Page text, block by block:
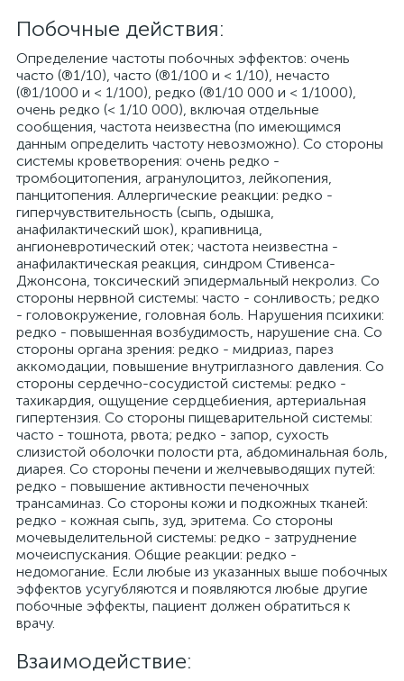
Побочные действия:
Определение частоты побочных эффектов: очень
часто (®1/10), часто (®1/100 и < 1/10), нечасто
(®1/1000 и < 1/100), редко (®1/10 000 и < 1/1000),
очень редко (< 1/10 000), включая отдельные
сообщения, частота неизвестна (по имеющимся
данным определить частоту невозможно). Со стороны
системы кроветворения: очень редко -
тромбоцитопения, агранулоцитоз, лейкопения,
панцитопения. Аллергические реакции: редко -
гиперчувствительность (сыпь, одышка,
анафилактический шок), крапивница,
ангионевротический отек; частота неизвестна -
анафилактическая реакция, синдром Стивенса-
Джонсона, токсический эпидермальный некролиз. Со
стороны нервной системы: часто - сонливость; редко
- головокружение, головная боль. Нарушения психики:
редко - повышенная возбудимость, нарушение сна. Со
стороны органа зрения: редко - мидриаз, парез
аккомодации, повышение внутриглазного давления. Со
стороны сердечно-сосудистой системы: редко -
тахикардия, ощущение сердцебиения, артериальная
гипертензия. Со стороны пищеварительной системы:
часто - тошнота, рвота; редко - запор, сухость
слизистой оболочки полости рта, абдоминальная боль,
диарея. Со стороны печени и желчевыводящих путей:
редко - повышение активности печеночных
трансаминаз. Со стороны кожи и подкожных тканей:
редко - кожная сыпь, зуд, эритема. Со стороны
мочевыделительной системы: редко - затруднение
мочеиспускания. Общие реакции: редко -
недомогание. Если любые из указанных выше побочных
эффектов усугубляются и появляются любые другие
побочные эффекты, пациент должен обратиться к
врачу.
Взаимодействие: